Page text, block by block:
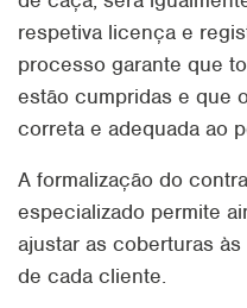
respetiva licença e
processo garante que
estão cumpridas e que
correta e adequada ao
A formalização do
especializado permite
ajustar as coberturas
de cada cliente.